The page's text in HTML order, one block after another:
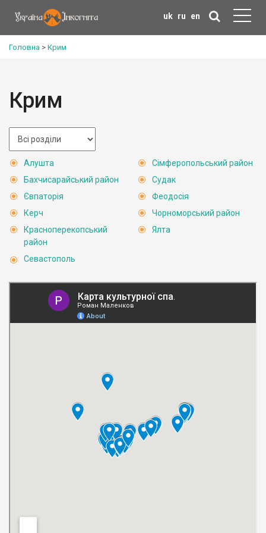
uk ru en
Головна > Крим
Крим
Алушта
Бахчисарайський район
Євпаторія
Керч
Красноперекопський
район
Севастополь
Сімферопольський район
Судак
Феодосія
Чорноморський район
Ялта